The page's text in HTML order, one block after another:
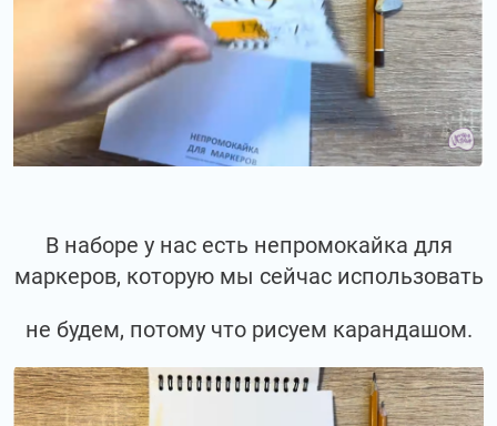
В наборе у нас есть непромокайка для
маркеров, которую мы сейчас использовать
не будем, потому что рисуем карандашом.